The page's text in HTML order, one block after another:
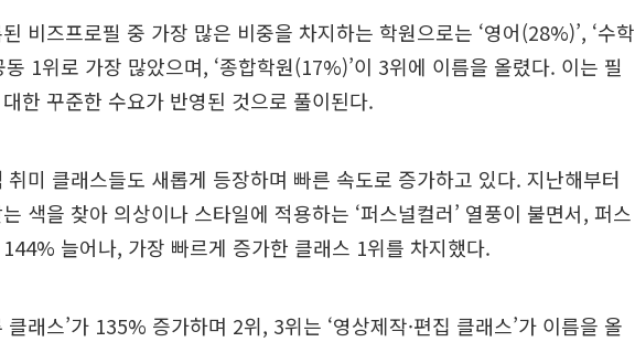
비즈프로필 중 가장 많은 비중을 차지하는 학원으로는 ‘영어(28%)’, ‘수학
1위로 가장 많았으며, ‘종합학원(17%)’이 3위에 이름을 올렸다. 이는 필
한 꾸준한 수요가 반영된 것으로 풀이된다.
취미 클래스들도 새롭게 등장하며 빠른 속도로 증가하고 있다. 지난해부터
색을 찾아 의상이나 스타일에 적용하는 ‘퍼스널컬러’ 열풍이 불면서, 퍼스
늘어나, 가장 빠르게 증가한 클래스 1위를 차지했다.
클래스’가 135% 증가하며 2위, 3위는 ‘영상제작·편집 클래스’가 이름을 올